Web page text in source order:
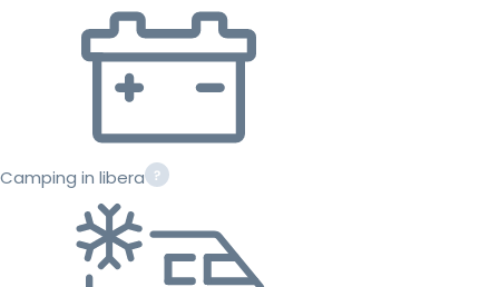
Camping in libera